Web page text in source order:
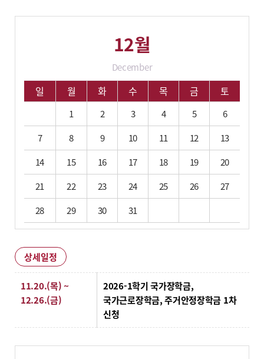
12월
December
12월 학사 일정입니다.
일 월 화 수 목 금 토
1 2 3 4 5
6
7
8 9 10 11 12
13
14
15 16 17 18 19
20
21
22 23 24 25 26
27
28
29 30 31
상세일정
상세일정
11.20.(목) ~
12.26.(금)
2026-1학기 국가장학금,
국가근로장학금, 주거안정장학금 1차
신청